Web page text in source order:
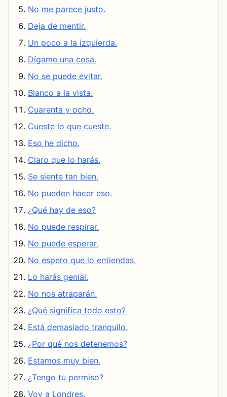
No me parece justo.
Deja de mentir.
Un poco a la izquierda.
Dígame una cosa.
No se puede evitar.
Blanco a la vista.
Cuarenta y ocho.
Cueste lo que cueste.
Eso he dicho.
Claro que lo harás.
Se siente tan bien.
No pueden hacer eso.
¿Qué hay de eso?
No puede respirar.
No puede esperar.
No espero que lo entiendas.
Lo harás genial.
No nos atraparán.
¿Qué significa todo esto?
Está demasiado tranquilo.
¿Por qué nos detenemos?
Estamos muy bien.
¿Tengo tu permiso?
Voy a Londres.